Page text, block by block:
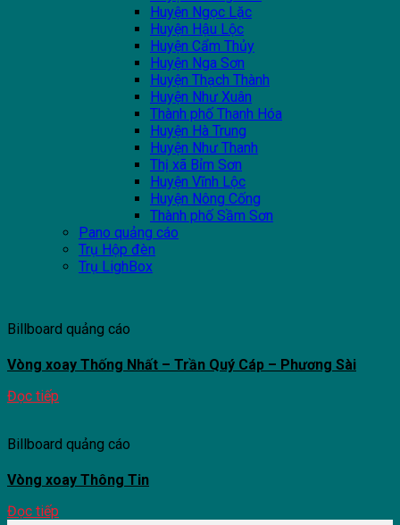
Huyện Ngọc Lặc
Huyện Hậu Lộc
Huyện Cẩm Thủy
Huyện Nga Sơn
Huyện Thạch Thành
Huyện Như Xuân
Thành phố Thanh Hóa
Huyện Hà Trung
Huyện Như Thanh
Thị xã Bỉm Sơn
Huyện Vĩnh Lộc
Huyện Nông Cống
Thành phố Sầm Sơn
Pano quảng cáo
Trụ Hộp đèn
Trụ LighBox
Billboard quảng cáo
Vòng xoay Thống Nhất – Trần Quý Cáp – Phương Sài
Đọc tiếp
Billboard quảng cáo
Vòng xoay Thông Tin
Đọc tiếp